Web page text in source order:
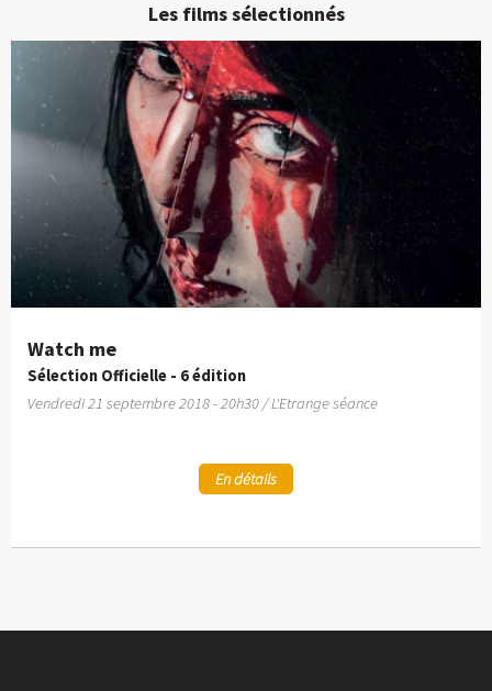
Les films sélectionnés
Watch me
Sélection Officielle - 6 édition
Vendredi 21 septembre 2018 - 20h30 / L'Etrange séance
En détails